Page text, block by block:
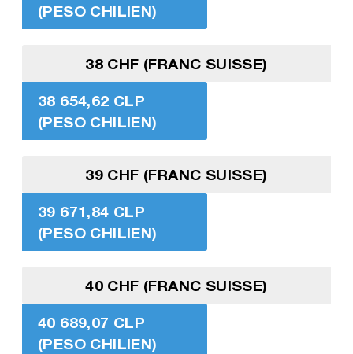
(PESO CHILIEN)
38 CHF (FRANC SUISSE)
38 654,62 CLP
(PESO CHILIEN)
39 CHF (FRANC SUISSE)
39 671,84 CLP
(PESO CHILIEN)
40 CHF (FRANC SUISSE)
40 689,07 CLP
(PESO CHILIEN)